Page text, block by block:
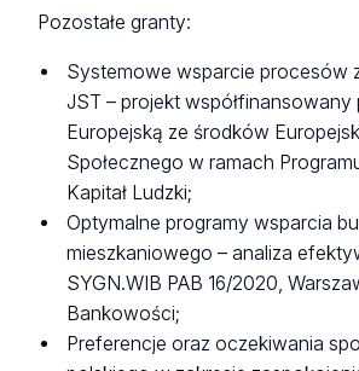
Pozostałe granty:
Systemowe wsparcie procesów
JST – projekt współfinansowany
Europejską ze środków
Społecznego w ramach
Kapitał Ludzki;
Optymalne programy wsparcia
mieszkaniowego – analiza
SYGN.WIB PAB 16/2020,
Bankowości;
Preferencje oraz oczekiwania